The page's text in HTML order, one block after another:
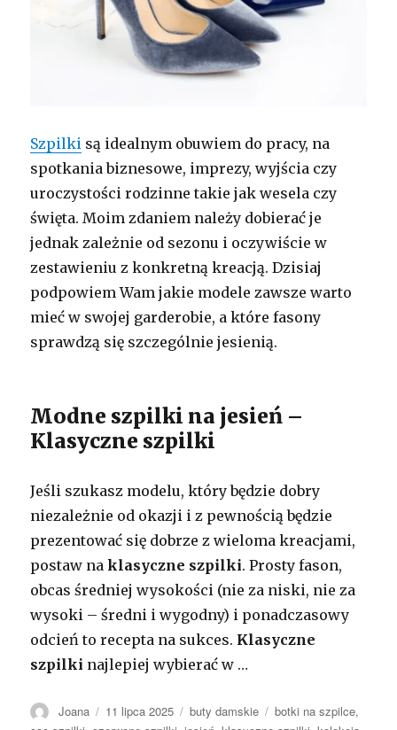
Szpilki są idealnym obuwiem do pracy, na
spotkania biznesowe, imprezy, wyjścia czy
uroczystości rodzinne takie jak wesela czy
święta. Moim zdaniem należy dobierać je
jednak zależnie od sezonu i oczywiście w
zestawieniu z konkretną kreacją. Dzisiaj
podpowiem Wam jakie modele zawsze warto
mieć w swojej garderobie, a które fasony
sprawdzą się szczególnie jesienią.
Modne szpilki na jesień –
Klasyczne szpilki
Jeśli szukasz modelu, który będzie dobry
niezależnie od okazji i z pewnością będzie
prezentować się dobrze z wieloma kreacjami,
postaw naklasyczne szpilki. Prosty fason,
obcas średniej wysokości (nie za niski, nie za
wysoki – średni i wygodny) i ponadczasowy
odcień to recepta na sukces. Klasyczne
szpilki najlepiej wybierać w …
Autor
Joana Opublikowano
11 lipca 2025 Kategorie
buty damskie Tagi
botki na szpilce,